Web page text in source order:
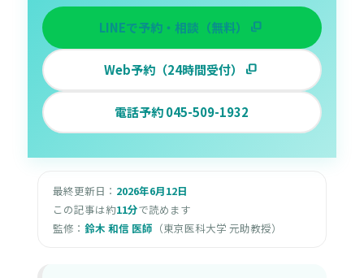
LINEで予約・相談（無料）
Web予約（24時間受付）
電話予約 045-509-1932
最終更新日： 2026年6月12日
この記事は約11分で読めます
監修： 鈴木 和信 医師 （東京医科大学 元助教授）